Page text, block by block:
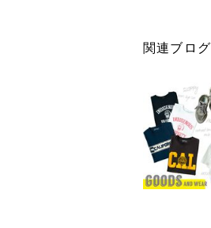
関連ブログ